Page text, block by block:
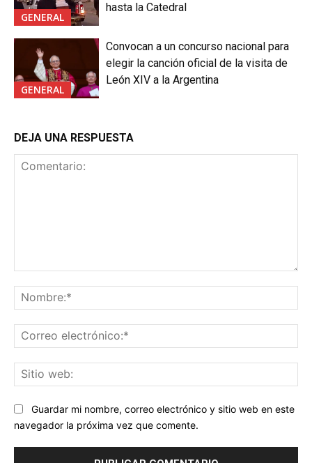
GENERAL
hasta la Catedral
GENERAL
Convocan a un concurso nacional para
elegir la canción oficial de la visita de
León XIV a la Argentina
DEJA UNA RESPUESTA
Guardar mi nombre, correo electrónico y sitio web en este
navegador la próxima vez que comente.